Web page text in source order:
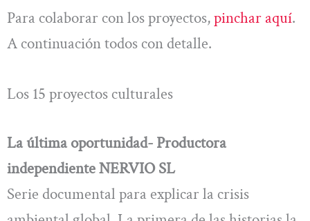
Para colaborar con los proyectos,pinchar aquí.
A continuación todos con detalle.
Los 15 proyectos culturales
La última oportunidad- Productora
independiente NERVIO SL
Serie documental para explicar la crisis